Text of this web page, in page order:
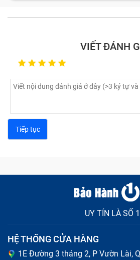
Nhanh Chóng mà khách hàng
có thể bạn đag sử dụng cục
với máy, hoặc màn hình bị
chậm khi thao thác khiến bạn
không may làm rơi vớ chiếc
Chữa Ipad Nhanh Chóng bị
xước làm mất đi thẩm mĩ.
Các lỗi khác: Chiếc Chữa Ipad
logo, hỏng phím cứng, thiếu bộ
Bảo Hành One sẽ giúp bạn khắc
lỗi này khi đến trung tâm sửa
VIẾT ĐÁNH
UY TÍN LÀ SỐ 1
HỆ THỐNG CỬA HÀNG
1E Đường 3 tháng 2, P Vườn Lài,